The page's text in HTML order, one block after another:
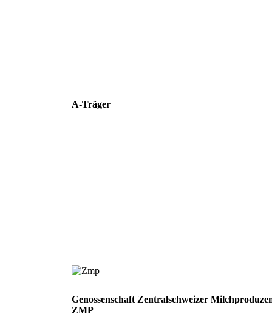
A-Träger
Genossenschaft Zentralschweizer
ZMP